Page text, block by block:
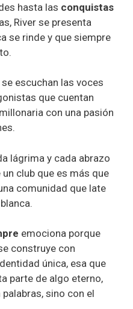
hasta las conquistas
River se presenta
se rinde y que siempre
escuchan las voces
que cuentan
con una pasión
lágrima y cada abrazo
club que es más que
comunidad que late
emociona porque
construye con
única, esa que
parte de algo eterno,
sino con el